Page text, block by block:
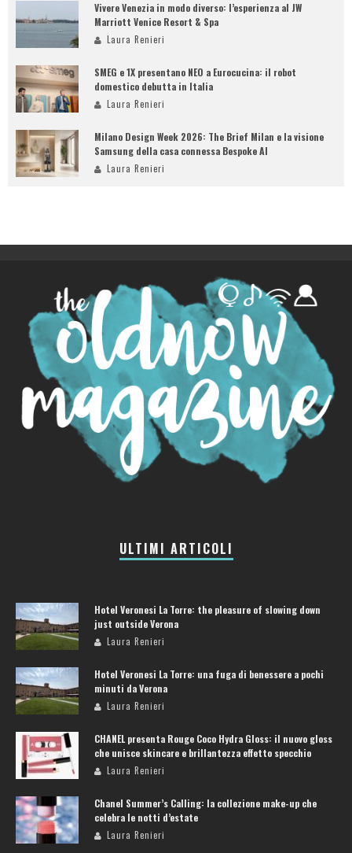
Vivere Venezia in modo diverso: l’esperienza al JW
Marriott Venice Resort & Spa
Laura Renieri
SMEG e 1X presentano NEO a Eurocucina: il robot
domestico debutta in Italia
Laura Renieri
Milano Design Week 2026: The Brief Milan e la visione
Samsung della casa connessa Bespoke AI
Laura Renieri
ULTIMI ARTICOLI
Hotel Veronesi La Torre: the pleasure of slowing down
just outside Verona
Laura Renieri
Hotel Veronesi La Torre: una fuga di benessere a pochi
minuti da Verona
Laura Renieri
CHANEL presenta Rouge Coco Hydra Gloss: il nuovo gloss
che unisce skincare e brillantezza effetto specchio
Laura Renieri
Chanel Summer’s Calling: la collezione make-up che
celebra le notti d’estate
Laura Renieri